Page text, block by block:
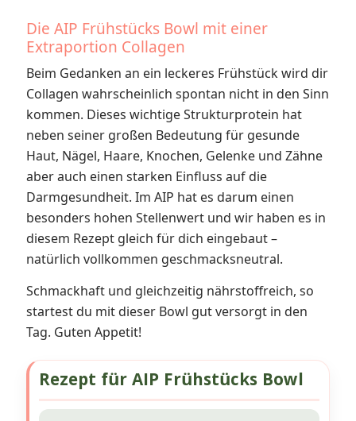
Die AIP Frühstücks Bowl mit einer
Extraportion Collagen
Beim Gedanken an ein leckeres Frühstück wird dir
Collagen wahrscheinlich spontan nicht in den Sinn
kommen. Dieses wichtige Strukturprotein hat
neben seiner großen Bedeutung für gesunde
Haut, Nägel, Haare, Knochen, Gelenke und Zähne
aber auch einen starken Einfluss auf die
Darmgesundheit. Im AIP hat es darum einen
besonders hohen Stellenwert und wir haben es in
diesem Rezept gleich für dich eingebaut –
natürlich vollkommen geschmacksneutral.
Schmackhaft und gleichzeitig nährstoffreich, so
startest du mit dieser Bowl gut versorgt in den
Tag. Guten Appetit!
Rezept für AIP Frühstücks Bowl